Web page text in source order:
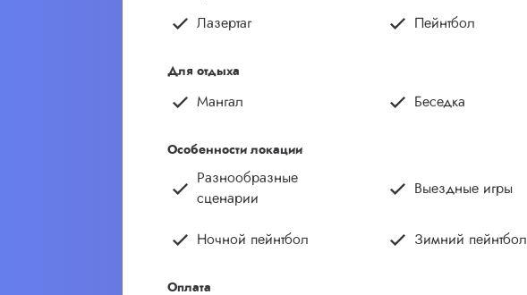
Лазертаг Пейнтбол
Для отдыха
Мангал Беседка
Особенности локации
Разнообразные
сценарии
Выездные игры
Ночной пейнтбол Зимний пейнтбол
Оплата